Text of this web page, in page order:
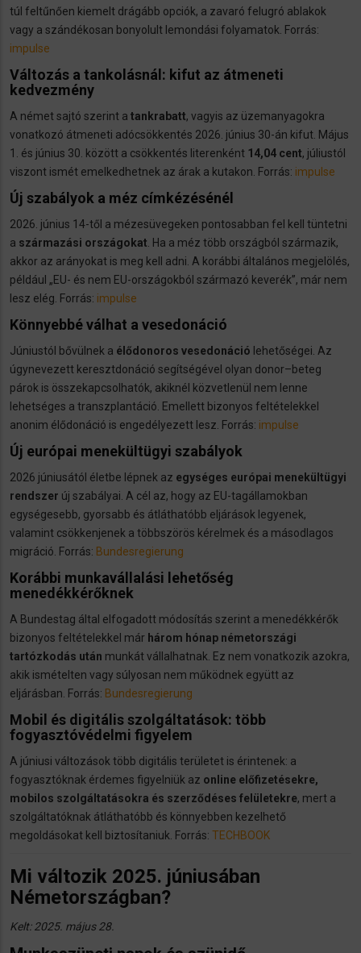
túl feltűnően kiemelt drágább opciók, a zavaró felugró ablakok
vagy a szándékosan bonyolult lemondási folyamatok. Forrás:
impulse
Változás a tankolásnál: kifut az átmeneti
kedvezmény
A német sajtó szerint a tankrabatt, vagyis az üzemanyagokra
vonatkozó átmeneti adócsökkentés 2026. június 30-án kifut. Május
1. és június 30. között a csökkentés literenként 14,04 cent, júliustól
viszont ismét emelkedhetnek az árak a kutakon. Forrás: impulse
Új szabályok a méz címkézésénél
2026. június 14-től a mézesüvegeken pontosabban fel kell tüntetni
a származási országokat . Ha a méz több országból származik,
akkor az arányokat is meg kell adni. A korábbi általános megjelölés,
például „EU- és nem EU-országokból származó keverék”, már nem
lesz elég. Forrás: impulse
Könnyebbé válhat a vesedonáció
Júniustól bővülnek a élődonoros vesedonáció lehetőségei. Az
úgynevezett keresztdonáció segítségével olyan donor–beteg
párok is összekapcsolhatók, akiknél közvetlenül nem lenne
lehetséges a transzplantáció. Emellett bizonyos feltételekkel
anonim élődonáció is engedélyezett lesz. Forrás: impulse
Új európai menekültügyi szabályok
2026 júniusától életbe lépnek az egységes európai menekültügyi
rendszer új szabályai. A cél az, hogy az EU-tagállamokban
egységesebb, gyorsabb és átláthatóbb eljárások legyenek,
valamint csökkenjenek a többszörös kérelmek és a másodlagos
migráció. Forrás: Bundesregierung
Korábbi munkavállalási lehetőség
menedékkérőknek
A Bundestag által elfogadott módosítás szerint a menedékkérők
bizonyos feltételekkel már három hónap németországi
tartózkodás után munkát vállalhatnak. Ez nem vonatkozik azokra,
akik ismételten vagy súlyosan nem működnek együtt az
eljárásban. Forrás: Bundesregierung
Mobil és digitális szolgáltatások: több
fogyasztóvédelmi figyelem
A júniusi változások több digitális területet is érintenek: a
fogyasztóknak érdemes figyelniük az online előfizetésekre,
mobilos szolgáltatásokra és szerződéses felületekre, mert a
szolgáltatóknak átláthatóbb és könnyebben kezelhető
megoldásokat kell biztosítaniuk. Forrás: TECHBOOK
Mi változik 2025. júniusában
Németországban?
Kelt: 2025. május 28.